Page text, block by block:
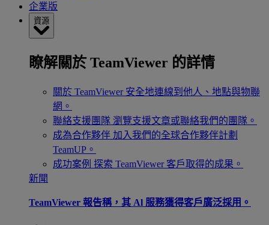
企業版
資源
瞭解關於 TeamViewer 的詳情
關於 TeamViewer 安全地連線到他人、地點與物聯
網。
聯絡支援團隊 瀏覽支援文章或聯絡我們的團隊。
成為合作夥伴 加入我們的全球合作夥伴計劃
TeamUP。
成功案例 探索 TeamViewer 客戶取得的成果。
新聞
TeamViewer 報告稱，其 Al 服務獲得客戶廣泛採用。